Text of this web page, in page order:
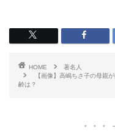
HOME
著名人
【画像】高嶋ちさ子の母親
齢は？